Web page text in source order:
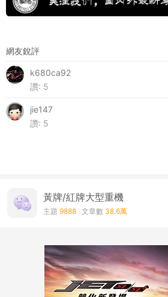
網友銳評
k680ca92
讚: 5
jie147
讚: 5
黃牌/紅牌大型重機
主題 9888 文章數 38.6萬